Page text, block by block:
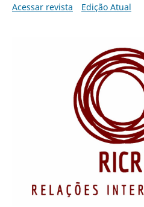
Acessar revista
Edição Atual